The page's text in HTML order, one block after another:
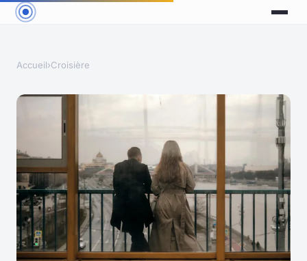
Accueil›Croisière